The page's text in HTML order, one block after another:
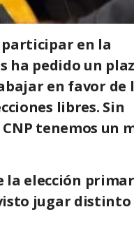
participar en la
ha pedido un
en favor de
libres. Sin
tenemos un
la elección
jugar distinto